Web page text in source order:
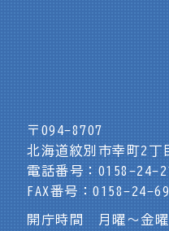
〒094-8707
北海道紋別市幸町2丁
電話番号：0158-24-
FAX番号：0158-24-
開庁時間 月曜～金